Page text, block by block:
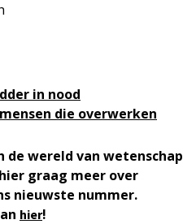
in nood
die overwerken
de wereld van wetenschap
graag meer over
nieuwste nummer.
hier!